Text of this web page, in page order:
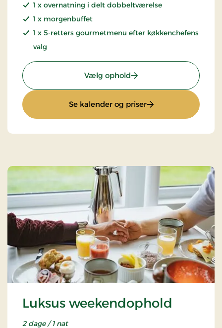
1 x overnatning i delt dobbeltværelse
1 x morgenbuffet
1 x 5-retters gourmetmenu efter køkkenchefens
valg
Vælg ophold: Gourmetophold
Se kalender og priser: Gourmetophold
Luksus weekendophold
2 dage / 1 nat